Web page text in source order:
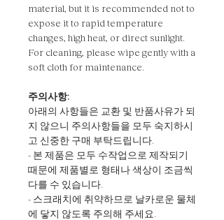
material, but it is recommended not to
expose it to rapid temperature
changes, high heat, or direct sunlight.
For cleaning, please wipe gently with a
soft cloth for maintenance.
주의사항:
아래의 사항들은 교환 및 반품사유가 되
지 않으니 주의사항들을 모두 숙지하시
고 신중한 구매 부탁드립니다.
- 본 제품은 모두 수작업으로 제작되기
때문에 제품별로 형태나 색상이 조금씩
다를 수 있습니다.
- 스크래치에 취약하므로 날카로운 물체
에 닿지 않도록 주의해 주세요.